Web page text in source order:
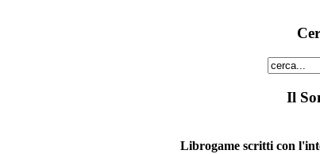
Il
Librogame scritti con